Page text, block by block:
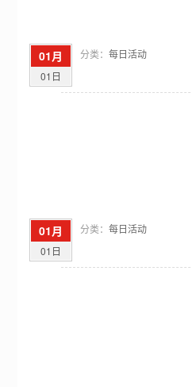
01月
01日
分类： 每日活动
01月
01日
分类： 每日活动